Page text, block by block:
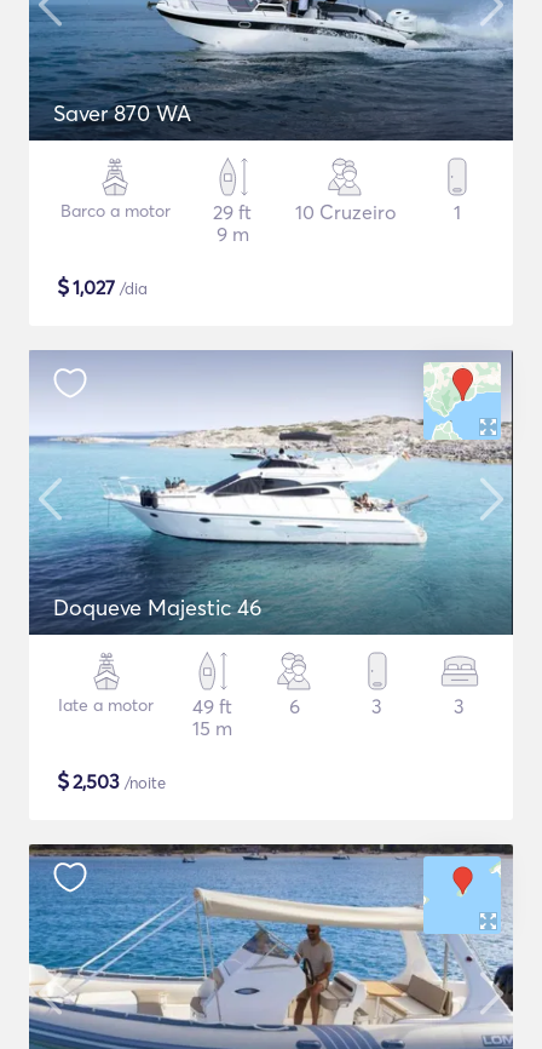
Saver 870 WA
Barco a motor
29 ft
9 m
10 Cruzeiro 1
$1,027 /dia
Doqueve Majestic 46
Iate a motor
49 ft
15 m
6 3 3
$2,503 /noite